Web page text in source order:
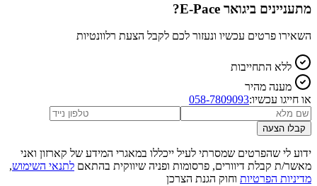
מתעניינים ביגואר E-Pace ?
השאירו פרטים עכשיו ונעזור לכם לקבל הצעת רלוונטיות
ללא התחייבות
מענה מהיר
או חייגו עכשיו:058-7809093
קבלו הצעה
ידוע לי שהפרטים שמסרתי לעיל ייכללו במאגרי המידע של קארזון ואני
מאשר/ת קבלת דיוורים, פרסומות ופניה שיווקית בהתאם לתנאי השימוש,
מדיניות הפרטיות וחוק הגנת הצרכן